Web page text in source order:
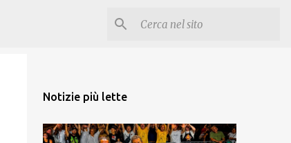
Notizie più lette